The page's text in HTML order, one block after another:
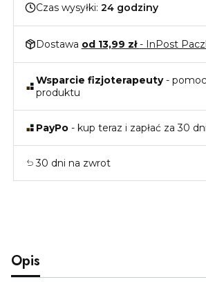
Czas wysyłki: 24 godziny
Dostawa od 13,99 zł- InPost
Wsparcie fizjoterapeuty-
produktu
PayPo- kup teraz i zapłać za 30 dni
30 dni na zwrot
Opis